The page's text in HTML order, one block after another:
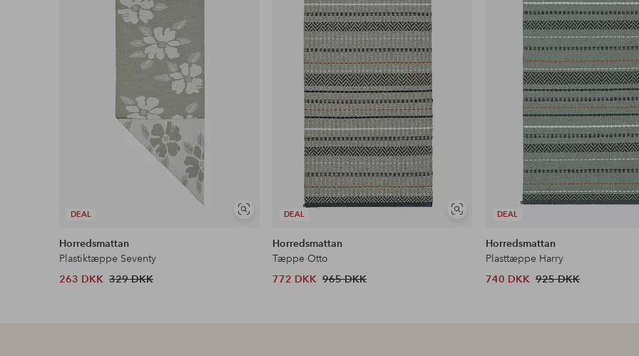
DEAL
Se
Horredsmattan
Plastiktæppe Seventy
263 DKK 329 DKK
DEAL
Se
Horredsmattan
Tæppe Otto
772 DKK 965 DKK
DEAL
Horredsmattan
Plasttæppe Harry
740 DKK 925 DKK